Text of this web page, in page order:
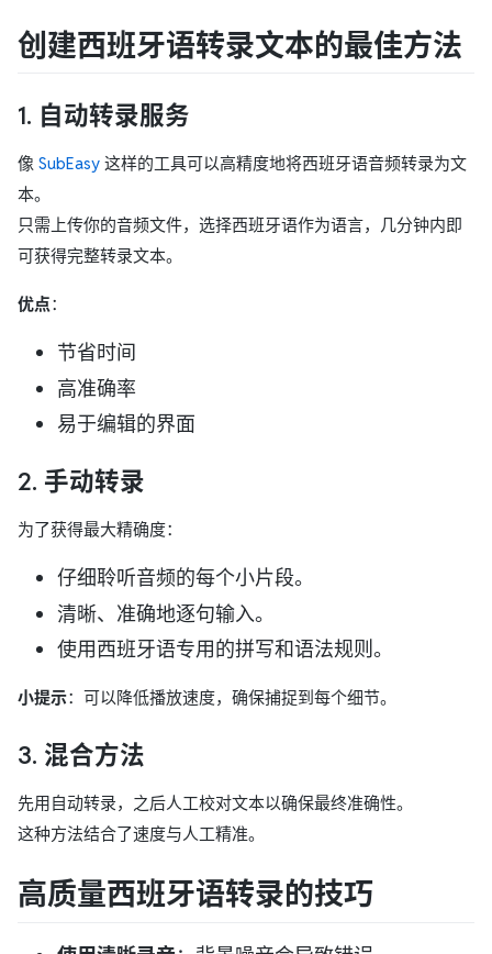
创建西班牙语转录文本的最佳方法
1. 自动转录服务
像 SubEasy 这样的工具可以高精度地将西班牙语音频转录为文
本。
只需上传你的音频文件，选择西班牙语作为语言，几分钟内即
可获得完整转录文本。
优点：
节省时间
高准确率
易于编辑的界面
2. 手动转录
为了获得最大精确度：
仔细聆听音频的每个小片段。
清晰、准确地逐句输入。
使用西班牙语专用的拼写和语法规则。
小提示：可以降低播放速度，确保捕捉到每个细节。
3. 混合方法
先用自动转录，之后人工校对文本以确保最终准确性。
这种方法结合了速度与人工精准。
高质量西班牙语转录的技巧